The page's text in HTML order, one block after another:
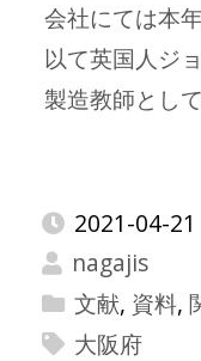
会社にては本
以て英国人ジ
製造教師とし
2021-04-21
nagajis
文献, 資料,
大阪府